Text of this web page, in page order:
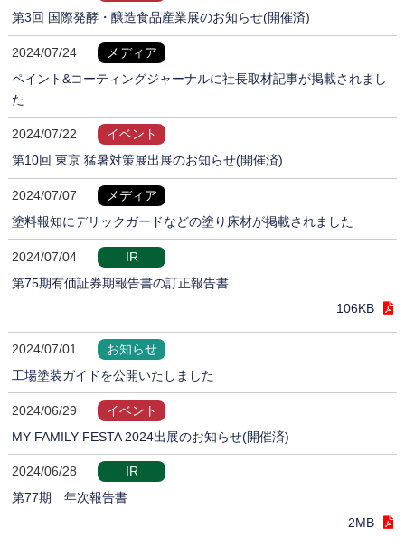
第3回 国際発酵・醸造食品産業展のお知らせ(開催済)
2024/07/24
メディア
ペイント&コーティングジャーナルに社長取材記事が掲載されまし
た
2024/07/22
イベント
第10回 東京 猛暑対策展出展のお知らせ(開催済)
2024/07/07
メディア
塗料報知にデリックガードなどの塗り床材が掲載されました
2024/07/04
IR
第75期有価証券期報告書の訂正報告書
106KB
2024/07/01
お知らせ
工場塗装ガイドを公開いたしました
2024/06/29
イベント
MY FAMILY FESTA 2024出展のお知らせ(開催済)
2024/06/28
IR
第77期 年次報告書
2MB